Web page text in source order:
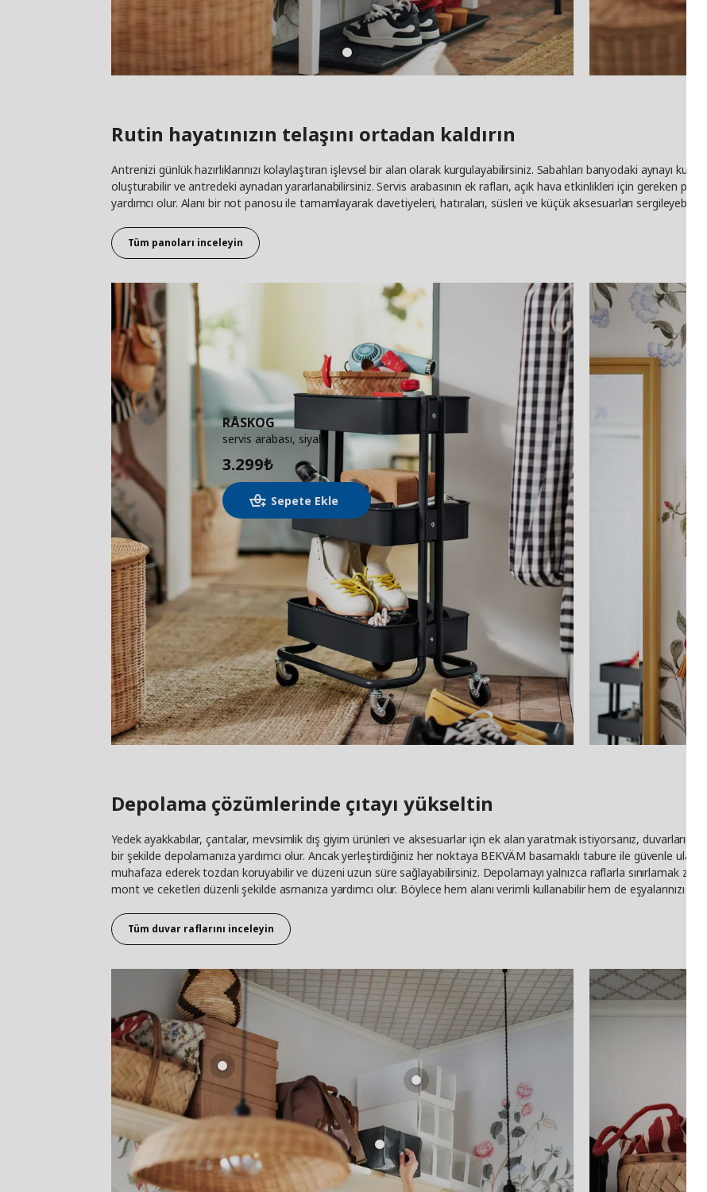
Rutin hayatınızın telaşını ortadan kaldırın
Antrenizi günlük hazırlıklarınızı kolaylaştıran işlevsel bir alan olarak kurgulayabilirsiniz. Sabahları banyodaki aynayı
oluşturabilir ve antredeki aynadan yararlanabilirsiniz. Servis arabasının ek rafları, açık hava etkinlikleri için gereken
yardımcı olur. Alanı bir not panosu ile tamamlayarak davetiyeleri, hatıraları, süsleri ve küçük aksesuarları
Tüm panoları inceleyin
RÅSKOG
servis arabası, siyah
3.299₺
Sepete Ekle
Depolama çözümlerinde çıtayı yükseltin
Yedek ayakkabılar, çantalar, mevsimlik dış giyim ürünleri ve aksesuarlar için ek alan yaratmak istiyorsanız, duvarların
bir şekilde depolamanıza yardımcı olur. Ancak yerleştirdiğiniz her noktaya BEKVÄM basamaklı tabure ile güvenle
muhafaza ederek tozdan koruyabilir ve düzeni uzun süre sağlayabilirsiniz. Depolamayı yalnızca raflarla sınırlamak
mont ve ceketleri düzenli şekilde asmanıza yardımcı olur. Böylece hem alanı verimli kullanabilir hem de eşyalarınızı her
Tüm duvar raflarını inceleyin